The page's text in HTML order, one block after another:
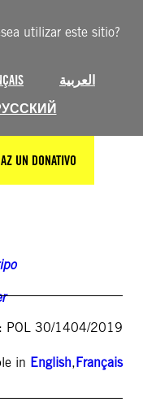
utilizar este sitio?
العربية
UN DONATIVO
POL 30/1404/2019
in English,Français